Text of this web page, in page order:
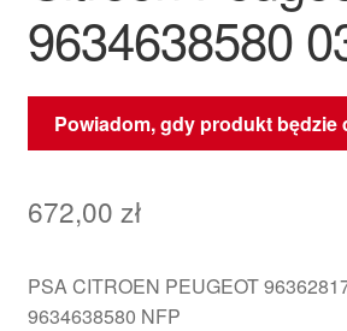
9634638580
Powiadom, gdy produkt będzie
672,00 zł
PSA CITROEN PEUGEOT
9634638580 NFP